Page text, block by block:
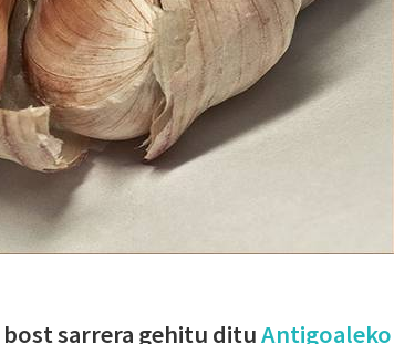
sarrera gehitu dituAntigoaleko